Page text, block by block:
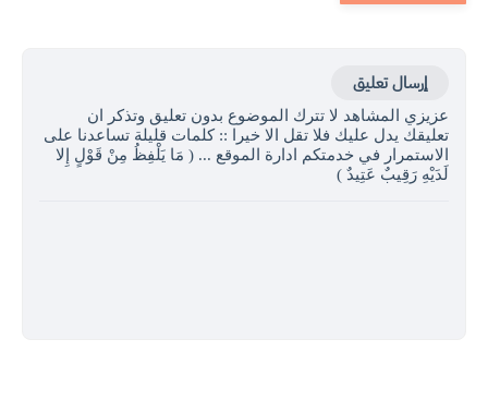
إرسال تعليق
عزيزي المشاهد لا تترك الموضوع بدون تعليق وتذكر ان
تعليقك يدل عليك فلا تقل الا خيرا :: كلمات قليلة تساعدنا على
الاستمرار في خدمتكم ادارة الموقع ... ( مَا يَلْفِظُ مِنْ قَوْلٍ إِلا
لَدَيْهِ رَقِيبٌ عَتِيدٌ )